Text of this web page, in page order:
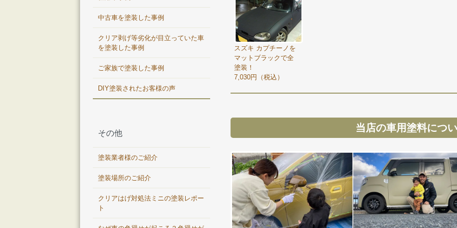
スズキ カプチーノを
マットブラックで全
塗装！
7,030円（税込）
当店の車用塗料につ
中古車を塗装した事例
クリア剥げ等劣化が目立っていた車
を塗装した事例
ご家族で塗装した事例
DIY塗装されたお客様の声
その他
塗装業者様のご紹介
塗装場所のご紹介
クリアはげ対処法ミニの塗装レポー
ト